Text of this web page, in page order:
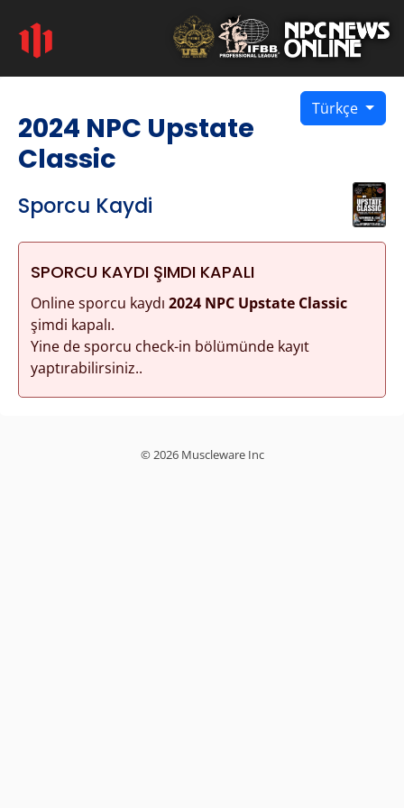
Türkçe
2024 NPC Upstate
Classic
Sporcu Kaydi
SPORCU KAYDI ŞIMDI KAPALI
Online sporcu kaydı 2024 NPC Upstate Classic
şimdi kapalı.
Yine de sporcu check-in bölümünde kayıt
yaptırabilirsiniz..
© 2026 Muscleware Inc